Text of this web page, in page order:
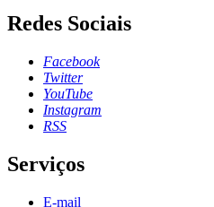
Redes Sociais
Facebook
Twitter
YouTube
Instagram
RSS
Serviços
E-mail